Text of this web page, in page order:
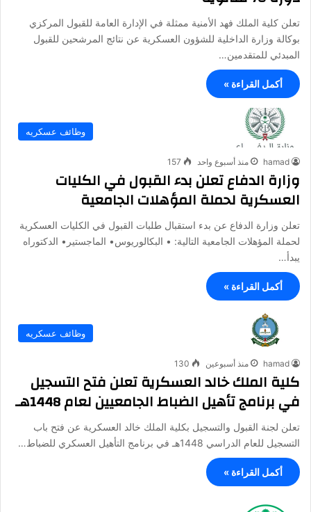
تعلن كلية الملك فهد الأمنية ممثلة في الإدارة العامة للقبول المركزي
بوكالة وزارة الداخلية للشؤون العسكرية عن نتائج المرشحين للقبول
المبدئي للمتقدمين…
أكمل القراءة »
وظائف عسكريه
hamad منذ أسبوع واحد 157
وزارة الدفاع تعلن بدء القبول في الكليات
العسكرية لحملة المؤهلات الجامعية
تعلن وزارة الدفاع عن بدء استقبال طلبات القبول في الكليات العسكرية
لحملة المؤهلات الجامعية التالية: • البكالوريوس• الماجستير• الدكتوراه
يبدأ…
أكمل القراءة »
وظائف عسكريه
hamad منذ أسبوعين 130
كلية الملك خالد العسكرية تعلن فتح التسجيل
في برنامج تأهيل الضباط الجامعيين لعام 1448هـ
تعلن لجنة القبول والتسجيل بكلية الملك خالد العسكرية عن فتح باب
التسجيل للعام الدراسي 1448هـ في برنامج التأهيل العسكري للضباط…
أكمل القراءة »